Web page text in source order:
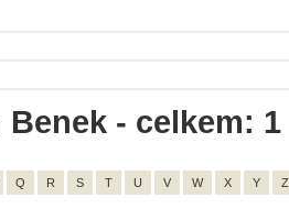
Benek - celkem: 1
Q R S T U V W X Y Z